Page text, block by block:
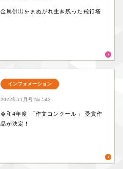
金属供出をまぬがれ生き残った飛行塔
インフォメーション
2022年11月号No.543
令和4年度 「作文コンクール」 受賞作
品が決定！